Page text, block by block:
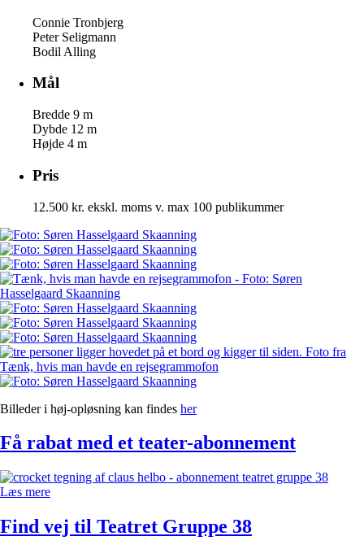
Connie Tronbjerg
Peter Seligmann
Bodil Alling
Mål
Bredde 9 m
Dybde 12 m
Højde 4 m
Pris
12.500 kr. ekskl. moms v. max 100 publikummer
Billeder i høj-opløsning kan findes her
Få rabat med et teater-abonnement
Læs mere
Find vej til Teatret Gruppe 38